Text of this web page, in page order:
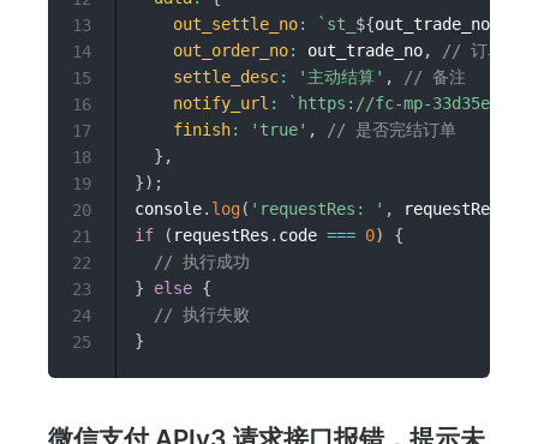
out_settle_no: ` st_ ${out_trade_no
out_order_no: out_trade_no,
// 订单号
settle_desc: '主动结算' ,
// 备注
notify_url : ` https://fc-mp-33d35e24-
finish: 'true' ,
// 是否完结订单
} ,
}) ;
console. log( 'requestRes: ' , requestRes
if
( requestRes . code === 0)
{
// 执行成功
}
else {
// 执行失败
}
13
14
15
16
17
18
19
20
21
22
23
24
25